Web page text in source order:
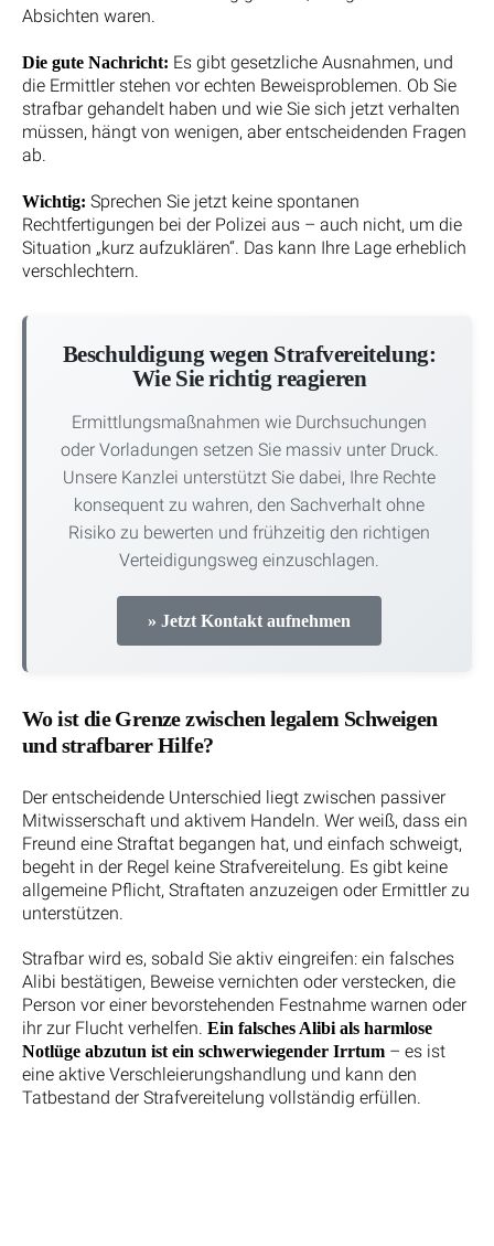
Absichten waren.
Die gute Nachricht: Es gibt gesetzliche Ausnahmen, und
die Ermittler stehen vor echten Beweisproblemen. Ob Sie
strafbar gehandelt haben und wie Sie sich jetzt verhalten
müssen, hängt von wenigen, aber entscheidenden Fragen
ab.
Wichtig: Sprechen Sie jetzt keine spontanen
Rechtfertigungen bei der Polizei aus – auch nicht, um die
Situation „kurz aufzuklären“. Das kann Ihre Lage erheblich
verschlechtern.
Beschuldigung wegen Strafvereitelung:
Wie Sie richtig reagieren
Ermittlungsmaßnahmen wie Durchsuchungen
oder Vorladungen setzen Sie massiv unter Druck.
Unsere Kanzlei unterstützt Sie dabei, Ihre Rechte
konsequent zu wahren, den Sachverhalt ohne
Risiko zu bewerten und frühzeitig den richtigen
Verteidigungsweg einzuschlagen.
» Jetzt Kontakt aufnehmen
Wo ist die Grenze zwischen legalem Schweigen
und strafbarer Hilfe?
Der entscheidende Unterschied liegt zwischen passiver
Mitwisserschaft und aktivem Handeln. Wer weiß, dass ein
Freund eine Straftat begangen hat, und einfach schweigt,
begeht in der Regel keine Strafvereitelung. Es gibt keine
allgemeine Pflicht, Straftaten anzuzeigen oder Ermittler zu
unterstützen.
Strafbar wird es, sobald Sie aktiv eingreifen: ein falsches
Alibi bestätigen, Beweise vernichten oder verstecken, die
Person vor einer bevorstehenden Festnahme warnen oder
ihr zur Flucht verhelfen. Ein falsches Alibi als harmlose
Notlüge abzutun ist ein schwerwiegender Irrtum – es ist
eine aktive Verschleierungshandlung und kann den
Tatbestand der Strafvereitelung vollständig erfüllen.